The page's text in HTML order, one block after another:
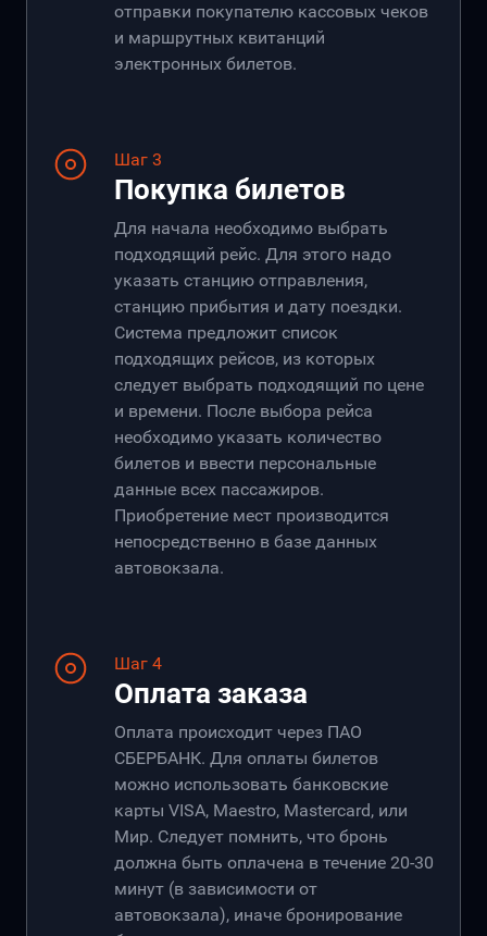
отправки покупателю кассовых чеков
и маршрутных квитанций
электронных билетов.
Шаг 3
Покупка билетов
Для начала необходимо выбрать
подходящий рейс. Для этого надо
указать станцию отправления,
станцию прибытия и дату поездки.
Система предложит список
подходящих рейсов, из которых
следует выбрать подходящий по цене
и времени. После выбора рейса
необходимо указать количество
билетов и ввести персональные
данные всех пассажиров.
Приобретение мест производится
непосредственно в базе данных
автовокзала.
Шаг 4
Оплата заказа
Оплата происходит через ПАО
СБЕРБАНК. Для оплаты билетов
можно использовать банковские
карты VISA, Maestro, Mastercard, или
Мир. Следует помнить, что бронь
должна быть оплачена в течение 20-30
минут (в зависимости от
автовокзала), иначе бронирование